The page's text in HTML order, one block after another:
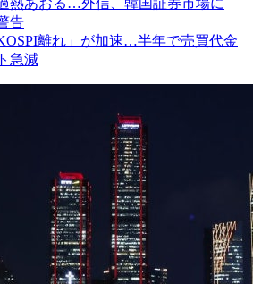
告
離れ」が加速…半年で売買代金
急減